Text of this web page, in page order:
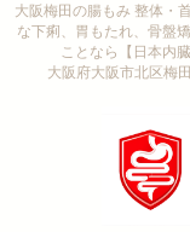
大阪梅田の腸もみ 整体・
な下痢、胃もたれ、骨盤
ことなら【日本内
大阪府大阪市北区梅